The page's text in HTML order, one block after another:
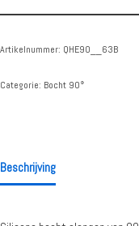
Artikelnummer: QHE90__63B
Categorie: Bocht 90°
Beschrijving